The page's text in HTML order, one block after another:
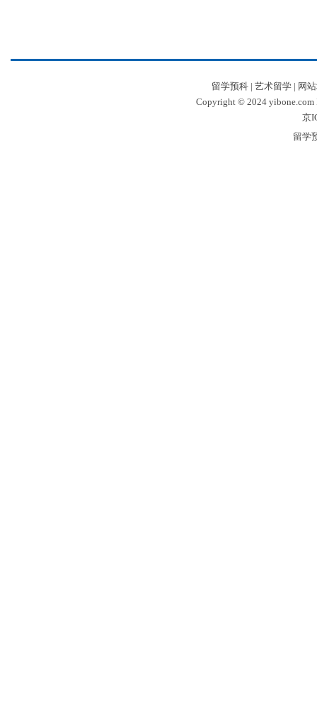
留学预科| 艺术留学| 网
Copyright © 2024 yibone.com
京
留学